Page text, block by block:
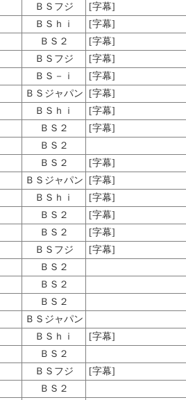
ＢＳフジ
[字幕]
ＢＳｈｉ
[字幕]
ＢＳ２
[字幕]
ＢＳフジ
[字幕]
ＢＳ－ｉ
[字幕]
ＢＳジャパン
[字幕]
ＢＳｈｉ
[字幕]
ＢＳ２
[字幕]
ＢＳ２
ＢＳ２
[字幕]
ＢＳジャパン
[字幕]
ＢＳｈｉ
[字幕]
ＢＳ２
[字幕]
ＢＳ２
[字幕]
ＢＳフジ
[字幕]
ＢＳ２
ＢＳ２
ＢＳ２
ＢＳジャパン
ＢＳｈｉ
[字幕]
ＢＳ２
ＢＳフジ
[字幕]
ＢＳ２